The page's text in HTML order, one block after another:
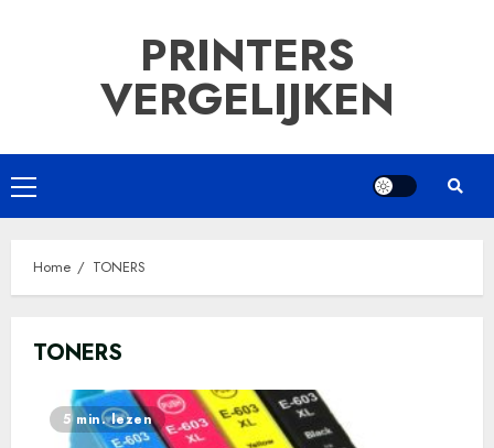
PRINTERS
VERGELIJKEN
Primair
menu
Home TONERS
TONERS
5 min. lezen